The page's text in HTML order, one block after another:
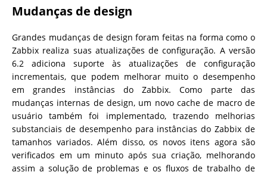
Mudanças de design
Grandes mudanças de design foram feitas na forma como o
Zabbix realiza suas atualizações de configuração. A versão
6.2 adiciona suporte às atualizações de configuração
incrementais, que podem melhorar muito o desempenho
em grandes instâncias do Zabbix. Como parte das
mudanças internas de design, um novo cache de macro de
usuário também foi implementado, trazendo melhorias
substanciais de desempenho para instâncias do Zabbix de
tamanhos variados. Além disso, os novos itens agora são
verificados em um minuto após sua criação, melhorando
assim a solução de problemas e os fluxos de trabalho de